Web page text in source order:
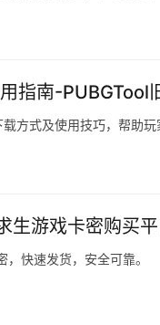
指南-PUBGTool
方式及使用技巧，帮助玩
生游戏卡密购买
快速发货，安全可靠。